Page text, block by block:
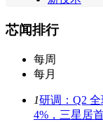
芯闻排行
每周
每月
1研调：Q2
4%，三星居